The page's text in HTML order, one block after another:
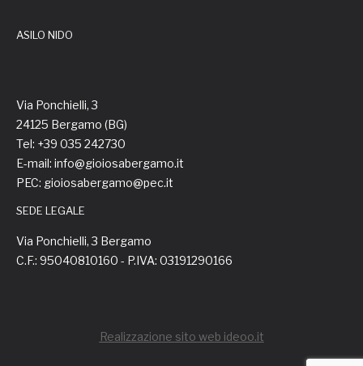
ASILO NIDO
Via Ponchielli, 3
24125 Bergamo (BG)
Tel: +39 035 242730
E-mail: info@gioiosabergamo.it
PEC: gioiosabergamo@pec.it
SEDE LEGALE
Via Ponchielli, 3 Bergamo
C.F.: 95040810160 - P.IVA: 03191290166
Realizzazione sito web ideoo.it